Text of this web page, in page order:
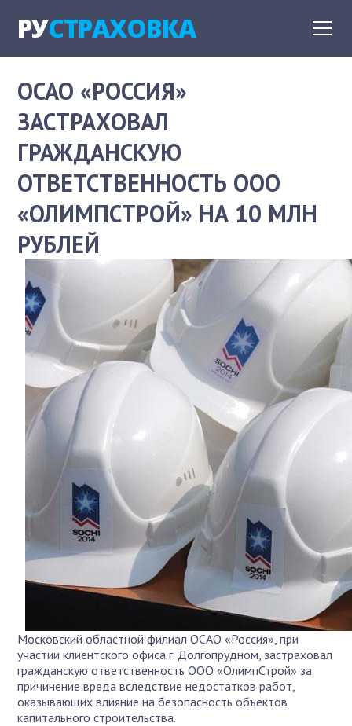
РУСТРАХОВКА
ОСАО «РОССИЯ»
ЗАСТРАХОВАЛ
ГРАЖДАНСКУЮ
ОТВЕТСТВЕННОСТЬ ООО
«ОЛИМПСТРОЙ» НА 10 МЛН
РУБЛЕЙ
Московский областной филиал ОСАО «Россия», при
участии клиентского офиса г. Долгопрудном, застраховал
гражданскую ответственность ООО «ОлимпСтрой» за
причинение вреда вследствие недостатков работ,
оказывающих влияние на безопасность объектов
капитального строительства.